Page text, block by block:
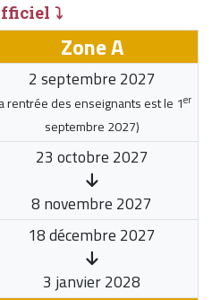
⤵
Zone A
2 septembre 2027
rentrée des enseignants est le 1er
septembre 2027)
23 octobre 2027
8 novembre 2027
18 décembre 2027
3 janvier 2028